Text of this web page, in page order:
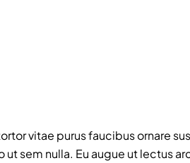
vitae purus faucibus ornare
sem nulla. Eu augue ut lectus